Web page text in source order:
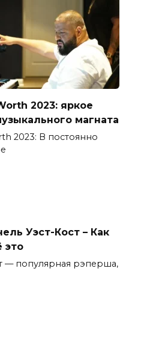
2023: яркое
магната
2023: В постоянно
Уэст-Кост – Как
это
— популярная рэперша,